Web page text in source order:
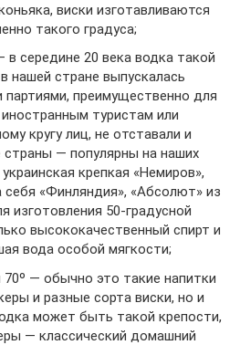
виски изготавливаются
такого градуса;
в середине 20 века водка такой
нашей стране выпускалась
партиями, преимущественно для
туристам или
кругу лиц, не отставали и
страны — популярны на наших
крепкая «Немиров»,
себя «Финляндия», «Абсолют» из
изготовления 50-градусной
высококачественный спирт и
вода особой мягкости;
70º — обычно это такие напитки
и разные сорта виски, но и
может быть такой крепости,
— классический домашний